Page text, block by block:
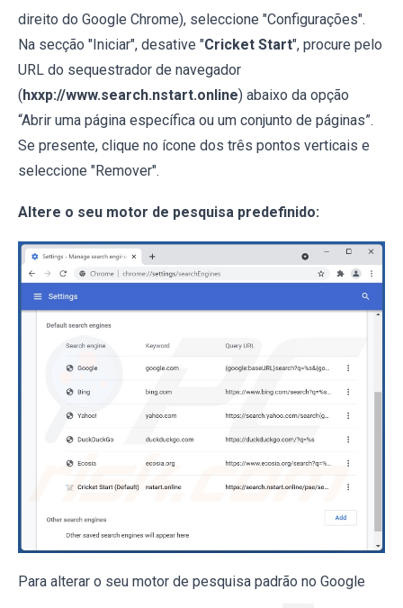
direito do Google Chrome), seleccione "Configurações".
Na secção "Iniciar", desative "Cricket Start", procure pelo
URL do sequestrador de navegador
( hxxp://www.search.nstart.online) abaixo da opção
“Abrir uma página específica ou um conjunto de páginas”.
Se presente, clique no ícone dos três pontos verticais e
seleccione "Remover".
Altere o seu motor de pesquisa predefinido:
Para alterar o seu motor de pesquisa padrão no Google